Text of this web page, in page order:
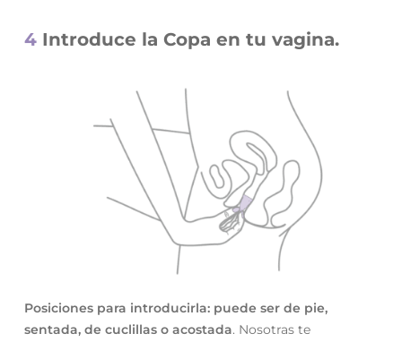
4 Introduce la Copa en tu vagina.
Posiciones para introducirla: puede ser de pie,
sentada, de cuclillas o acostada. Nosotras te